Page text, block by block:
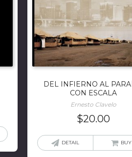
DEL INFIERNO AL
CON ESCALA
Ernesto Clavelo
$20.00
DETAIL BUY